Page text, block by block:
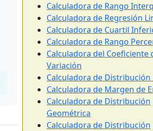
Calculadora de Rango
Calculadora de Regresión
Calculadora de Cuartil
Calculadora de Rango
Calculadora del Coeficiente
Variación
Calculadora de
Calculadora de Margen de
Calculadora de Distribución
Geométrica
Calculadora de Distribución